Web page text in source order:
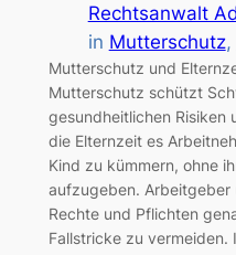
Rechtsanwalt
in Mutterschutz,
Mutterschutz und
Mutterschutz schützt
gesundheitlichen Risiken
die Elternzeit es
Kind zu kümmern, ohne
aufzugeben. Arbeitgeber
Rechte und Pflichten
Fallstricke zu vermeiden.